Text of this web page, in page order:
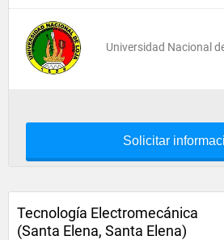
Universidad Nacional
Solicitar
Tecnología Electromecánica
(Santa Elena, Santa Elena)